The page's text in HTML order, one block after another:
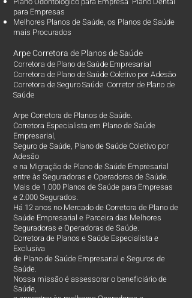
para Empresas
Melhores Planos de Saúde, os Planos de Saúde
mais Procurados​
Arpe Corretora de Planos de Saúde
Corretora de Plano de Saúde Empresarial
Corretora de Plano de Saúde Coletivo por Adesão
Corretora de Seguro Saúde Corretor de Plano de
Saúde
Arpe Corretora de Planos de Saúde.
Corretora Especialista em Plano de Saúde
Empresarial,
Seguro de Saúde, Plano de Saúde Coletivo por
Adesão
e na Migração de Plano de Saúde Empresarial
entre às Seguradoras e Operadoras de Saúde.
Mais de 1.000 Planos de Saúde para Empresas
e 2.000 Segurados.
Há 12 anos no Mercado de Corretora de Plano de
Saúde Empresarial e Parceira das Melhores
Seguradoras e Operadoras de Saúde.
Corretora de Planos e Saúde Especialista e
Exclusiva
de Plano de Saúde Empresarial e Seguros de
Saúde.
Nossa missão é assessorar o beneficiário de
Saúde,